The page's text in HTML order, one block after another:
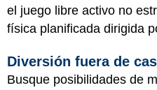
el juego libre activo no
física planificada dirigida
Diversión fuera de
Busque posibilidades de